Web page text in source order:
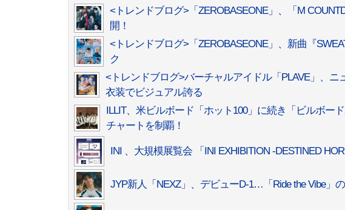
<トレンドブログ>「ZEROBASEONE」、「M
開！
<トレンドブログ>「ZEROBASEONE」、新曲『
ク
<トレンドブログ>バーチャルアイドル「PLAVE」、
衣装でビジュアル誇る
ILLIT、米ビルボード「ホット100」に続き「ビルボー
チャートを制覇！
INI 、大規模展覧会 「INI EXHIBITION -DESTINED
JYP新人「NEXZ」、デビューD-1…「Ride the Vibe」